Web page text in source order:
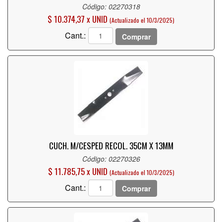
Código: 02270318
$ 10.374,37 x UNID (Actualizado el 10/3/2025)
Cant.: Comprar
CUCH. M/CESPED RECOL. 35CM X 13MM
Código: 02270326
$ 11.785,75 x UNID (Actualizado el 10/3/2025)
Cant.: Comprar